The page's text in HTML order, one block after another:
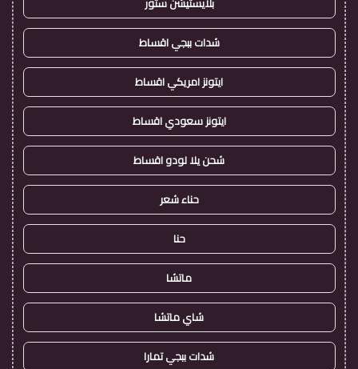
شدات ببجي اقساط
ايتونز امريكي اقساط
ايتونز سعودي اقساط
شحن يلا لودو اقساط
حناء شعر
حنا
ماتشا
شاي ماتشا
شدات ببجي تمارا